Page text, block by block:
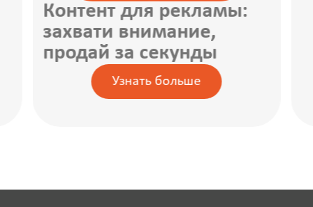
Контент для рекламы:
захвати внимание,
продай за секунды
Узнать больше